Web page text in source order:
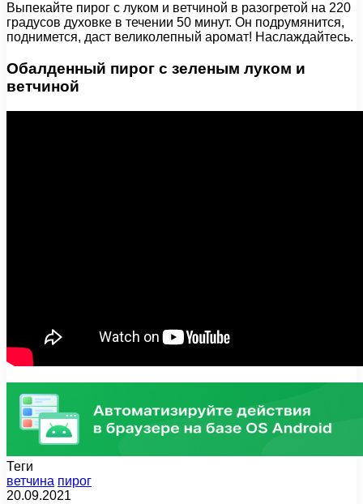
Выпекайте пирог с луком и ветчиной в разогретой на 220
градусов духовке в течении 50 минут. Он подрумянится,
поднимется, даст великолепный аромат! Наслаждайтесь.
Обалденный пирог с зеленым луком и
ветчиной
Теги
ветчина пирог
20.09.2021